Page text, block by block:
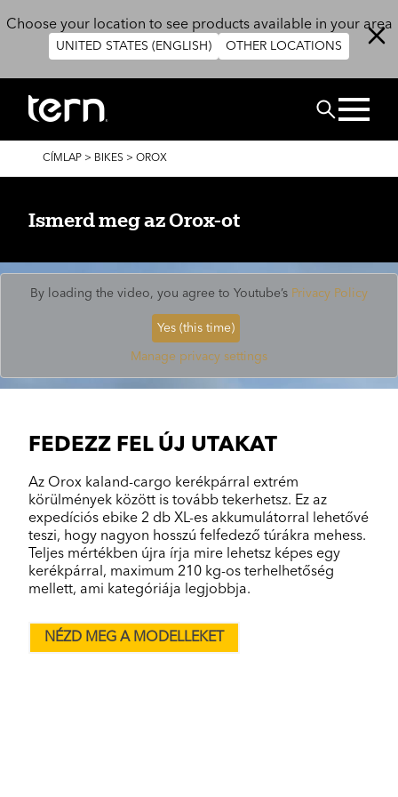
Choose your location to see products available in your area
UNITED STATES (ENGLISH) OTHER LOCATIONS
Keresés
MORZSA
CÍMLAP > BIKES > OROX
Ismerd meg az Orox-ot
By loading the video, you agree to Youtube’s Privacy Policy
Yes (this time)
Manage privacy settings
FEDEZZ FEL ÚJ UTAKAT
Az Orox kaland-cargo kerékpárral extrém
körülmények között is tovább tekerhetsz. Ez az
expedíciós ebike 2 db XL-es akkumulátorral lehetővé
teszi, hogy nagyon hosszú felfedező túrákra mehess.
Teljes mértékben újra írja mire lehetsz képes egy
kerékpárral, maximum 210 kg-os terhelhetőség
mellett, ami kategóriája legjobbja.
NÉZD MEG A MODELLEKET